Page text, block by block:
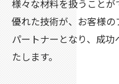
様々な材料を扱うこと
優れた技術が、お客様
パートナーとなり、成
たします。